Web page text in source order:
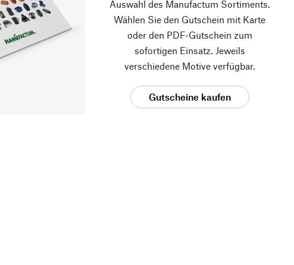
Auswahl des Manufactum Sortiments.
Wählen Sie den Gutschein mit Karte
oder den PDF-Gutschein zum
sofortigen Einsatz. Jeweils
verschiedene Motive verfügbar.
Gutscheine kaufen